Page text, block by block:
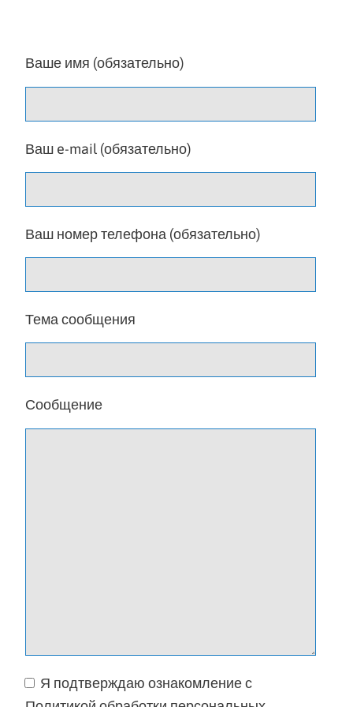
Ваше имя (обязательно)
Ваш e-mail (обязательно)
Ваш номер телефона (обязательно)
Тема сообщения
Сообщение
Я подтверждаю ознакомление с